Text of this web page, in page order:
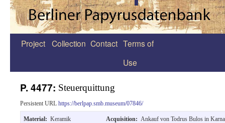
Zum
Project Collection Contact Terms of
Use
P. 4477: Steuerquittung
Persistent URL https://berlpap.smb.museum/07846/
Material: Keramik Acquisition: Ankauf von Todrus Bulos in